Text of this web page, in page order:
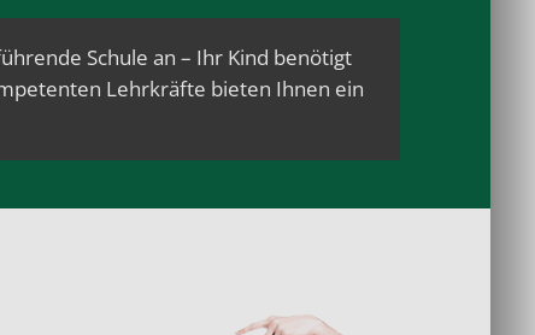
Schule an – Ihr Kind benötigt
Lehrkräfte bieten Ihnen ein